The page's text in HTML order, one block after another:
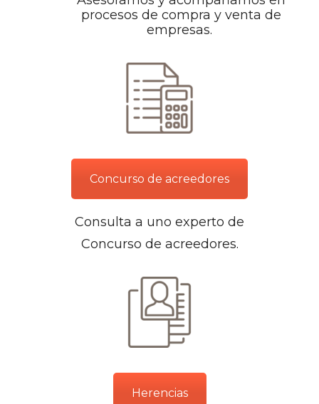
procesos de compra y venta de
empresas.
Concurso de acreedores
Consulta a uno experto de
Concurso de acreedores.
Herencias